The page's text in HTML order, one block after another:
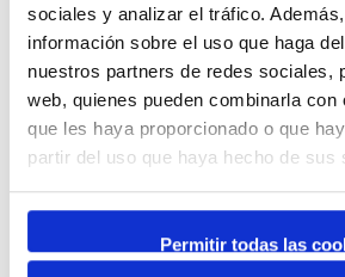
sociales y analizar el tráfico.
información sobre el uso que haga
nuestros partners de redes sociales,
web, quienes pueden combinarla con
que les haya proporcionado o que
partir del uso que haya hecho de sus
Permitir todas las
10 Juliol 2026
23 Agost 2026
Exposició | Boscos. Cartografies
Refugi 1
26 Juny 2026
11 Octubre 2026
Exposició | El concurs de mestres
imatges
25 Juny 2026